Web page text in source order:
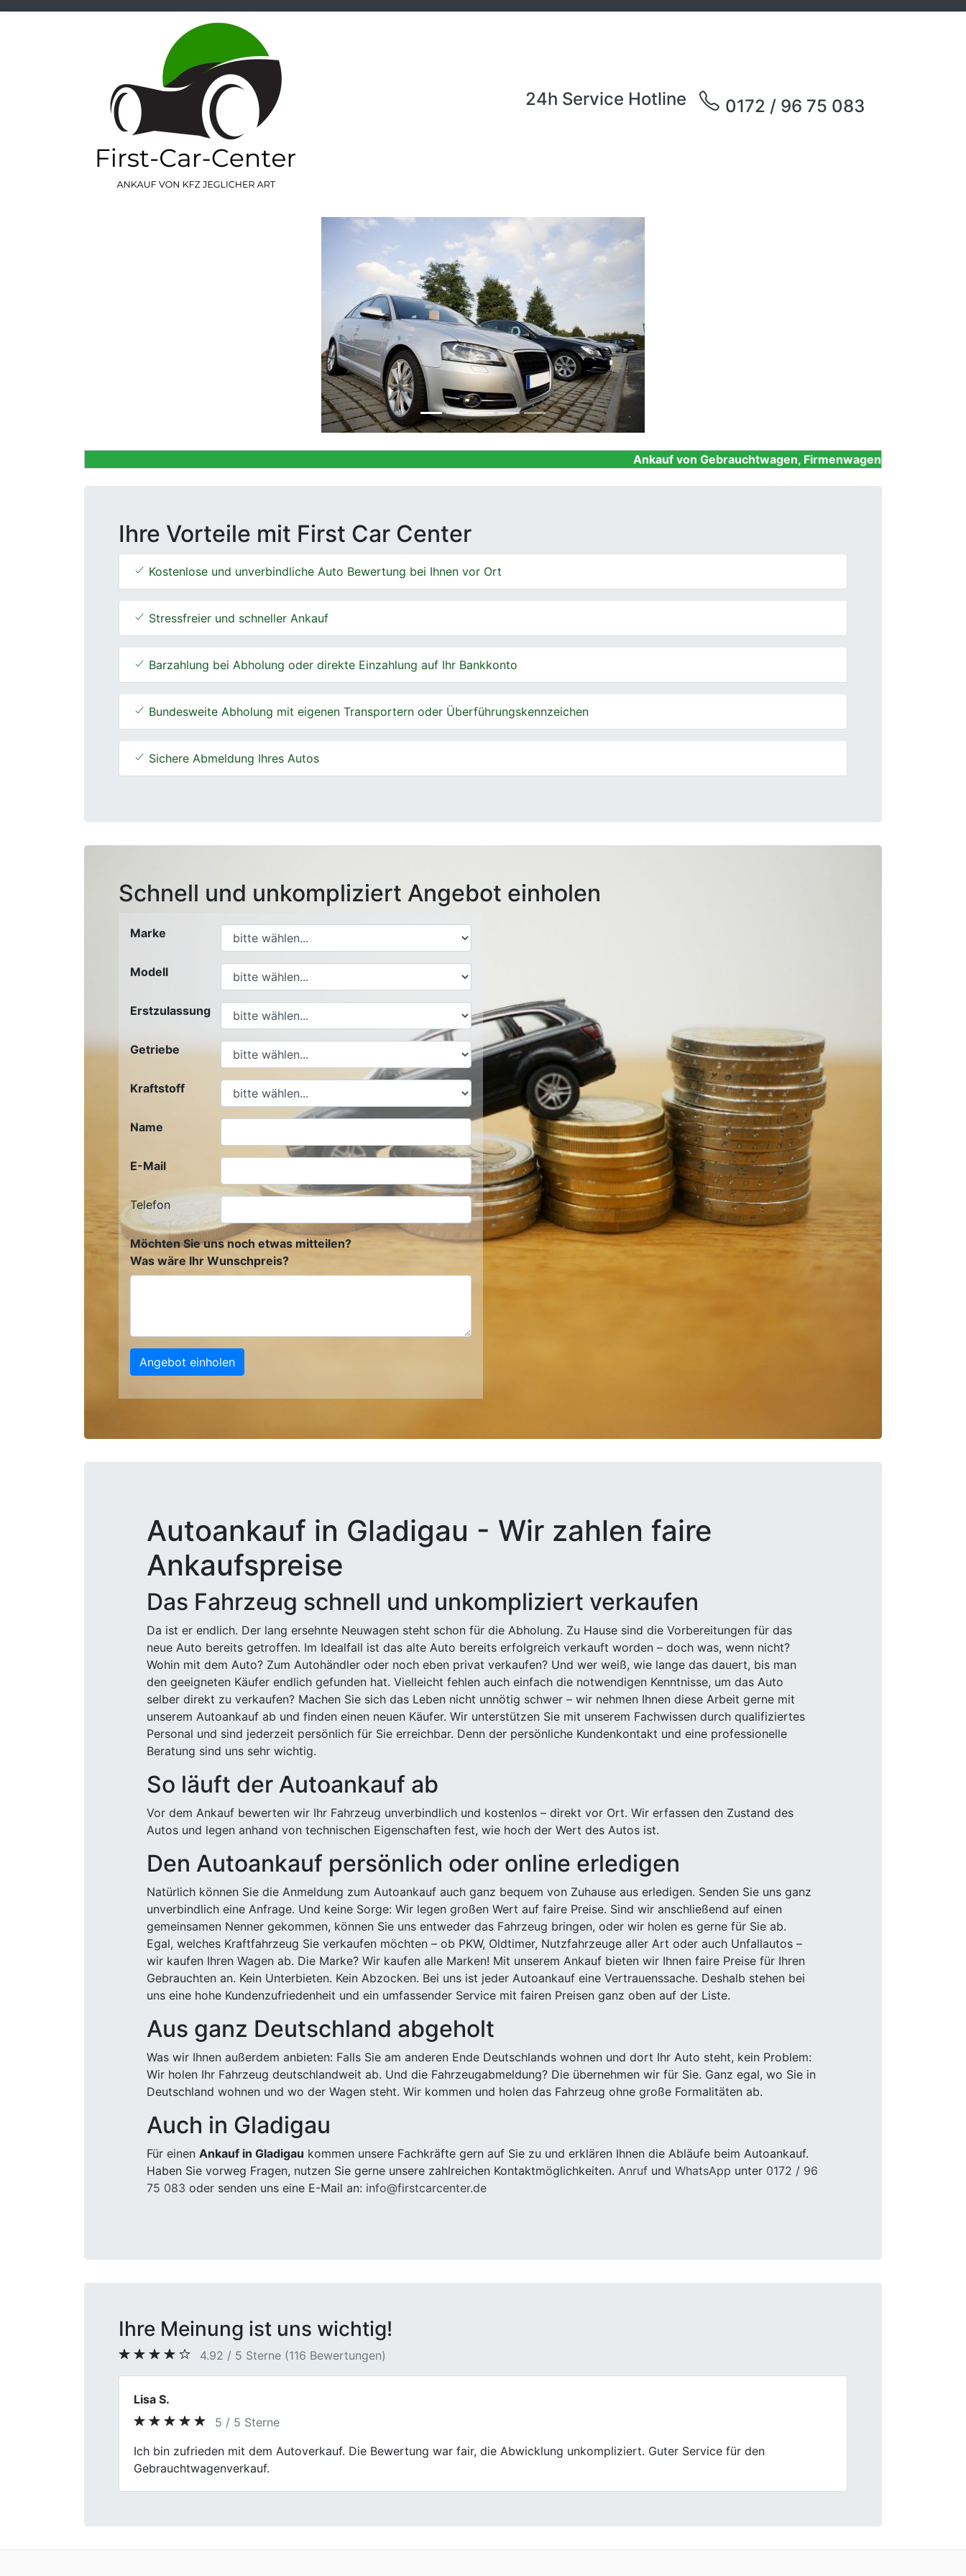
24h Service Hotline 0172 / 96 75 083
Ankauf von Gebrauchtwagen, Firmenwagen, Unfallwagen,
Ihre Vorteile mit First Car Center
Kostenlose und unverbindliche Auto Bewertung bei Ihnen vor Ort
Stressfreier und schneller Ankauf
Barzahlung bei Abholung oder direkte Einzahlung auf Ihr Bankkonto
Bundesweite Abholung mit eigenen Transportern oder Überführungskennzeichen
Sichere Abmeldung Ihres Autos
Schnell und unkompliziert Angebot einholen
Marke
Modell
Erstzulassung
Getriebe
Kraftstoff
Name
E-Mail
Telefon
Möchten Sie uns noch etwas mitteilen?
Was wäre Ihr Wunschpreis?
Angebot einholen
Autoankauf in Gladigau - Wir zahlen faire
Ankaufspreise
Das Fahrzeug schnell und unkompliziert verkaufen
Da ist er endlich. Der lang ersehnte Neuwagen steht schon für die Abholung. Zu Hause sind die Vorbereitungen für das
neue Auto bereits getroffen. Im Idealfall ist das alte Auto bereits erfolgreich verkauft worden – doch was, wenn nicht?
Wohin mit dem Auto? Zum Autohändler oder noch eben privat verkaufen? Und wer weiß, wie lange das dauert, bis man
den geeigneten Käufer endlich gefunden hat. Vielleicht fehlen auch einfach die notwendigen Kenntnisse, um das Auto
selber direkt zu verkaufen? Machen Sie sich das Leben nicht unnötig schwer – wir nehmen Ihnen diese Arbeit gerne mit
unserem Autoankauf ab und finden einen neuen Käufer. Wir unterstützen Sie mit unserem Fachwissen durch qualifiziertes
Personal und sind jederzeit persönlich für Sie erreichbar. Denn der persönliche Kundenkontakt und eine professionelle
Beratung sind uns sehr wichtig.
So läuft der Autoankauf ab
Vor dem Ankauf bewerten wir Ihr Fahrzeug unverbindlich und kostenlos – direkt vor Ort. Wir erfassen den Zustand des
Autos und legen anhand von technischen Eigenschaften fest, wie hoch der Wert des Autos ist.
Den Autoankauf persönlich oder online erledigen
Natürlich können Sie die Anmeldung zum Autoankauf auch ganz bequem von Zuhause aus erledigen. Senden Sie uns ganz
unverbindlich eine Anfrage. Und keine Sorge: Wir legen großen Wert auf faire Preise. Sind wir anschließend auf einen
gemeinsamen Nenner gekommen, können Sie uns entweder das Fahrzeug bringen, oder wir holen es gerne für Sie ab.
Egal, welches Kraftfahrzeug Sie verkaufen möchten – ob PKW, Oldtimer, Nutzfahrzeuge aller Art oder auch Unfallautos –
wir kaufen Ihren Wagen ab. Die Marke? Wir kaufen alle Marken! Mit unserem Ankauf bieten wir Ihnen faire Preise für Ihren
Gebrauchten an. Kein Unterbieten. Kein Abzocken. Bei uns ist jeder Autoankauf eine Vertrauenssache. Deshalb stehen bei
uns eine hohe Kundenzufriedenheit und ein umfassender Service mit fairen Preisen ganz oben auf der Liste.
Aus ganz Deutschland abgeholt
Was wir Ihnen außerdem anbieten: Falls Sie am anderen Ende Deutschlands wohnen und dort Ihr Auto steht, kein Problem:
Wir holen Ihr Fahrzeug deutschlandweit ab. Und die Fahrzeugabmeldung? Die übernehmen wir für Sie. Ganz egal, wo Sie in
Deutschland wohnen und wo der Wagen steht. Wir kommen und holen das Fahrzeug ohne große Formalitäten ab.
Auch in Gladigau
Für einen Ankauf in Gladigau kommen unsere Fachkräfte gern auf Sie zu und erklären Ihnen die Abläufe beim Autoankauf.
Haben Sie vorweg Fragen, nutzen Sie gerne unsere zahlreichen Kontaktmöglichkeiten. Anruf und WhatsApp unter 0172 / 96
75 083 oder senden uns eine E-Mail an: info@firstcarcenter.de
Ihre Meinung ist uns wichtig!
4.92 / 5 Sterne (116 Bewertungen)
Daniela Escher
5 / 5 Sterne
Rundum zufrieden, an alle Abmachungen gehalten, werden unsere Autos nur noch hier verkaufen, weiter so.